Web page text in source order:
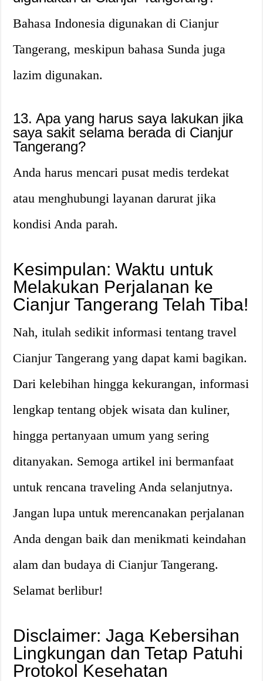
Bahasa Indonesia digunakan di Cianjur
Tangerang, meskipun bahasa Sunda juga
lazim digunakan.
13. Apa yang harus saya lakukan jika
saya sakit selama berada di Cianjur
Tangerang?
Anda harus mencari pusat medis terdekat
atau menghubungi layanan darurat jika
kondisi Anda parah.
Kesimpulan: Waktu untuk
Melakukan Perjalanan ke
Cianjur Tangerang Telah Tiba!
Nah, itulah sedikit informasi tentang travel
Cianjur Tangerang yang dapat kami bagikan.
Dari kelebihan hingga kekurangan, informasi
lengkap tentang objek wisata dan kuliner,
hingga pertanyaan umum yang sering
ditanyakan. Semoga artikel ini bermanfaat
untuk rencana traveling Anda selanjutnya.
Jangan lupa untuk merencanakan perjalanan
Anda dengan baik dan menikmati keindahan
alam dan budaya di Cianjur Tangerang.
Selamat berlibur!
Disclaimer: Jaga Kebersihan
Lingkungan dan Tetap Patuhi
Protokol Kesehatan